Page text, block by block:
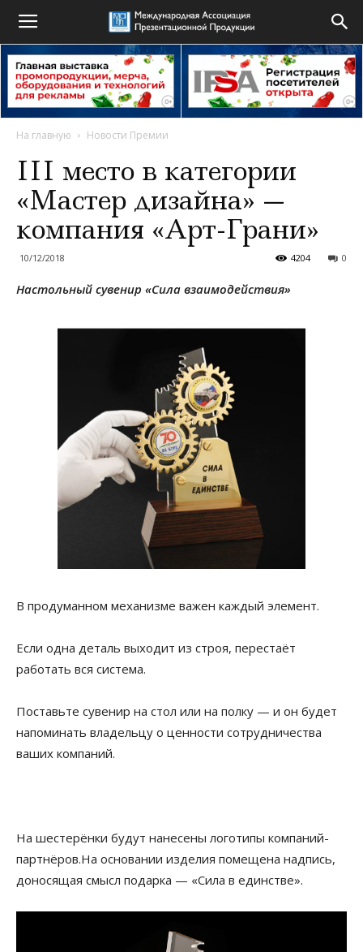
На главную Новости Премии
ІІІ место в категории
«Мастер дизайна» —
компания «Арт-Грани»
10/12/2018 0
4204
Настольный сувенир «Сила взаимодействия»
В продуманном механизме важен каждый элемент.
Если одна деталь выходит из строя, перестаёт
работать вся система.
Поставьте сувенир на стол или на полку — и он будет
напоминать владельцу о ценности сотрудничества
ваших компаний.
На шестерёнки будут нанесены логотипы компаний-
партнёров.На основании изделия помещена надпись,
доносящая смысл подарка — «Сила в единстве».